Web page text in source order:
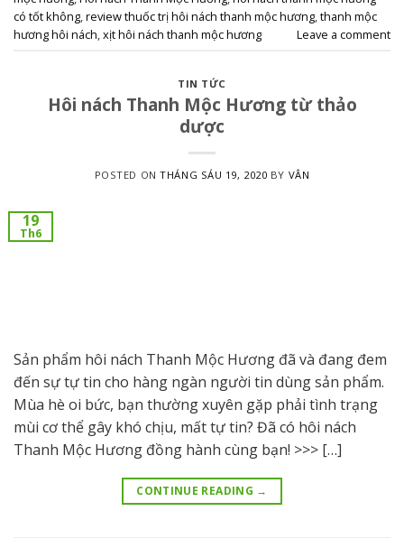
có tốt không,review thuốc trị hôi nách thanh mộc hương,thanh mộc
hương hôi nách,xịt hôi nách thanh mộc hương Leave a comment
TIN TỨC
Hôi nách Thanh Mộc Hương từ thảo
dược
POSTED ONTHÁNG SÁU 19, 2020 BY VÂN
19
Th6
Sản phẩm hôi nách Thanh Mộc Hương đã và đang đem
đến sự tự tin cho hàng ngàn người tin dùng sản phẩm.
Mùa hè oi bức, bạn thường xuyên gặp phải tình trạng
mùi cơ thể gây khó chịu, mất tự tin? Đã có hôi nách
Thanh Mộc Hương đồng hành cùng bạn! >>> […]
CONTINUE READING →